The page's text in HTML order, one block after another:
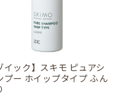
イック】スキモ ピュアシ
プー ホイップタイプ ふん